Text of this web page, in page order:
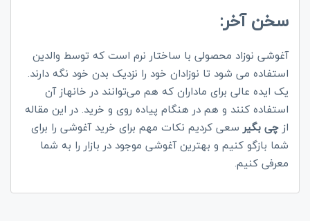
سخن آخر:
آغوشی نوزاد محصولی با ساختار نرم است که توسط والدین
استفاده می شود تا نوزادان خود را نزدیک بدن خود نگه دارند.
یک ایده عالی برای ماداران که هم می‌توانند در خانهاز آن
استفاده کنند و هم در هنگام پیاده روی و خرید. در این مقاله
از چی بگیر سعی کردیم نکات مهم برای خرید آغوشی را برای
شما بازگو کنیم و بهترین آغوشی موجود در بازار را به شما
معرفی کنیم.